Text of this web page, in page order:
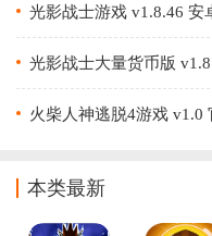
光影战士游戏 v1.8.46 安
光影战士大量货币版
火柴人神逃脱4游戏 v1.0
本类最新